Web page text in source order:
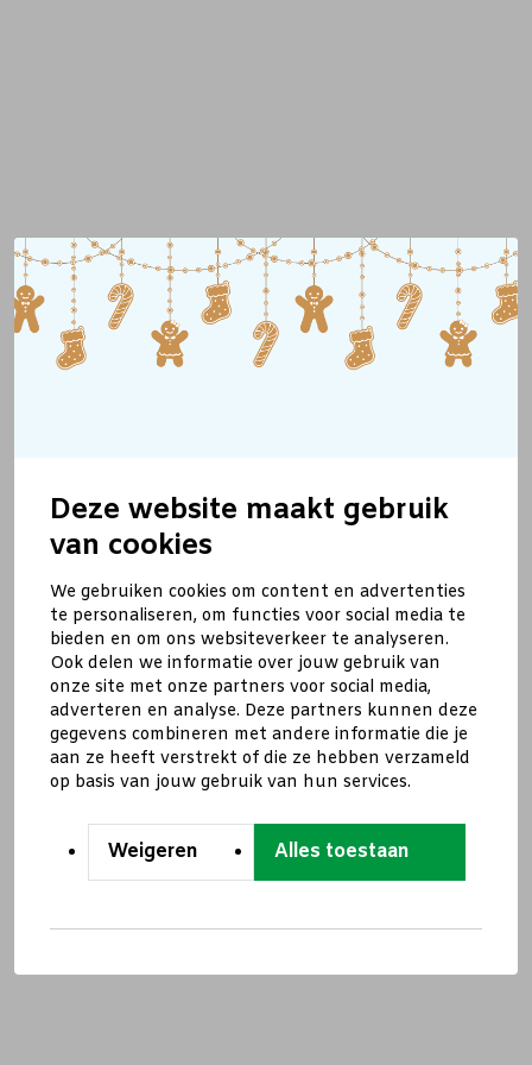
Deze website maakt gebruik
van cookies
We gebruiken cookies om content en advertenties
te personaliseren, om functies voor social media te
bieden en om ons websiteverkeer te analyseren.
Ook delen we informatie over jouw gebruik van
onze site met onze partners voor social media,
adverteren en analyse. Deze partners kunnen deze
gegevens combineren met andere informatie die je
aan ze heeft verstrekt of die ze hebben verzameld
op basis van jouw gebruik van hun services.
Weigeren Alles toestaan